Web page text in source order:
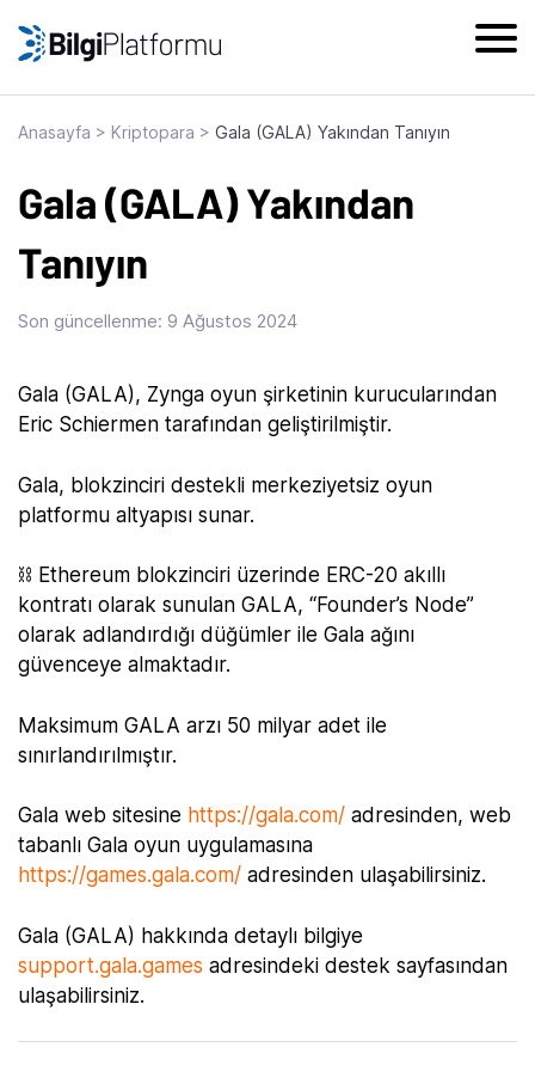
Anasayfa > Kriptopara > Gala (GALA) Yakından Tanıyın
Gala (GALA) Yakından
Tanıyın
Son güncellenme: 9 Ağustos 2024
‍Gala (GALA), Zynga oyun şirketinin kurucularından
Eric Schiermen tarafından geliştirilmiştir.
Gala, blokzinciri destekli merkeziyetsiz oyun
platformu altyapısı sunar.
⛓ Ethereum blokzinciri üzerinde ERC-20 akıllı
kontratı olarak sunulan GALA, “Founder’s Node”
olarak adlandırdığı düğümler ile Gala ağını
güvenceye almaktadır.
Maksimum GALA arzı 50 milyar adet ile
sınırlandırılmıştır.
Gala web sitesine https://gala.com/ adresinden, web
tabanlı Gala oyun uygulamasına
https://games.gala.com/ adresinden ulaşabilirsiniz.
Gala (GALA) hakkında detaylı bilgiye
support.gala.games adresindeki destek sayfasından
ulaşabilirsiniz.